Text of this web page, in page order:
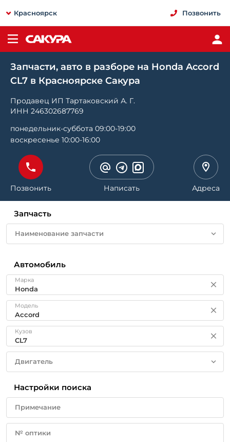
Красноярск Позвонить
Запчасти, авто в разборе на Honda Accord
CL7 в Красноярске Сакура
Продавец ИП Тартаковский А. Г.
ИНН 246302687769
понедельник-суббота 09:00-19:00
воскресенье 10:00-16:00
Позвонить Написать Адреса
Запчасть
Наименование запчасти
Автомобиль
Марка
Модель
Кузов
Двигатель
Настройки поиска
Примечание
№ оптики